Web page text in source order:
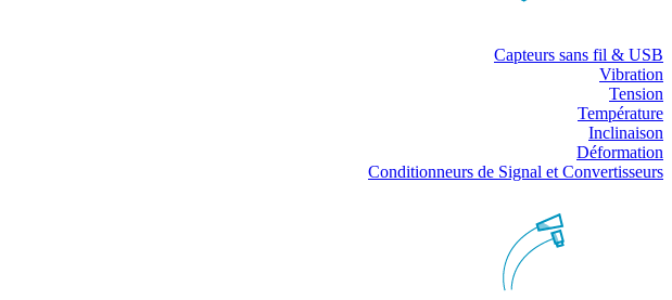
Capteurs sans fil & USB
Vibration
Tension
Température
Inclinaison
Déformation
Conditionneurs de Signal et Convertisseurs